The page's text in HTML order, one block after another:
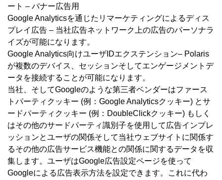
ート – バナー広告用
Google Analyticsを通じたリマーケティングによるディス
プレイ広告 – 当社広告ネットワーク上の広告のパーソナラ
イズが可能になります。
Google Analytics向けユーザIDエクステンション– Polaris
が複数のデバイス、セッションそしてエンゲージメントデ
ータを接続することが可能になります。
当社、そしてGoogleのような第三者ベンダーはファース
トパーティクッキー (例：Google Analyticsクッキー) とサ
ードパーティクッキー (例：DoubleClickクッキー) もしく
はその他のサードパーティ識別子を使用して広告インプレ
ッションとユーザの関係そして当社ウェブサイトに関係す
るその他の広告サービス機能との関係に関するデータを収
集します。ユーザはGoogle広告設定ページを使って
Googleによる広告表示方法を設定できます。これに代わ